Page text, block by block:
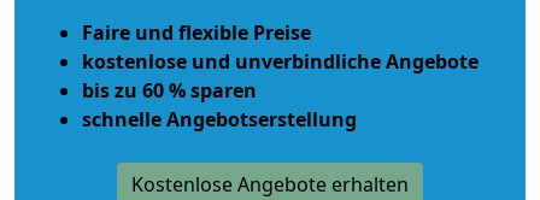
Faire und flexible Preise
kostenlose und unverbindliche Angebote
bis zu 60 % sparen
schnelle Angebotserstellung
Kostenlose Angebote erhalten